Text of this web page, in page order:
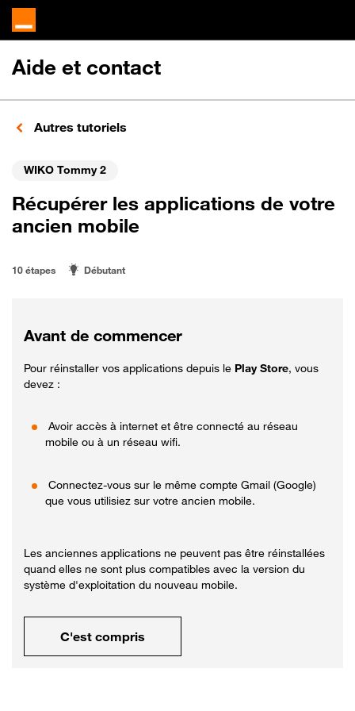
Aide et contact
Autres tutoriels
WIKO Tommy 2
Récupérer les applications de votre
ancien mobile
10 étapes Débutant
Avant de commencer
Pour réinstaller vos applications depuis le Play Store, vous
devez :
Avoir accès à internet et être connecté au réseau
mobile ou à un réseau wifi.
Connectez-vous sur le même compte Gmail (Google)
que vous utilisiez sur votre ancien mobile.
Les anciennes applications ne peuvent pas être réinstallées
quand elles ne sont plus compatibles avec la version du
système d'exploitation du nouveau mobile.
C'est compris